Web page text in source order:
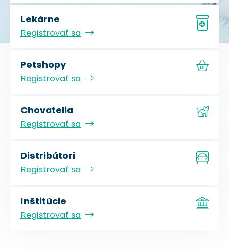
Lekárne
Registrovať sa
Petshopy
Registrovať sa
Chovatelia
Registrovať sa
Distribútori
Registrovať sa
Inštitúcie
Registrovať sa